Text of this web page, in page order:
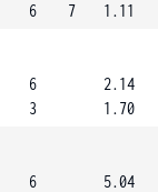
6
7
1.11
6
3
2.14
1.70
6
5.04